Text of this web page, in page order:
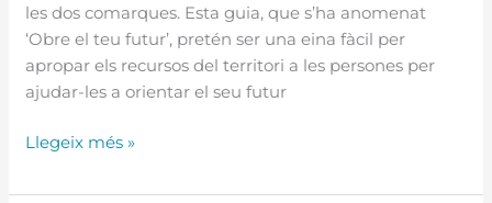
les dos comarques. Esta guia, que s’ha anomenat
‘Obre el teu futur’, pretén ser una eina fàcil per
apropar els recursos del territori a les persones per
ajudar-les a orientar el seu futur
Llegeix més »